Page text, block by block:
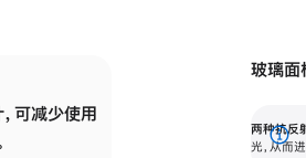
可减少使用
有高亮光源的场所使用
玻璃面
两种抗反
光，从而
展